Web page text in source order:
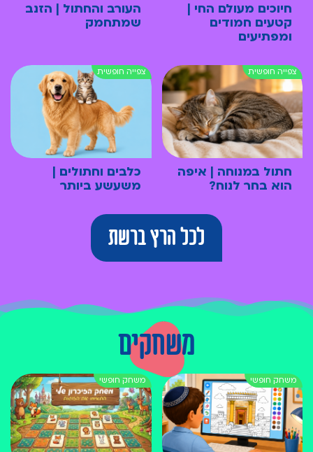
חיוכים מעולם החי |
קטעים חמודים
ומפתיעים
העורב והחתול | הזנב
שמתחמק
חתול במנוחה | איפה
הוא בחר לנוח?
כלבים וחתולים |
משעשע ביותר
לכל הרץ ברשת
משחקים